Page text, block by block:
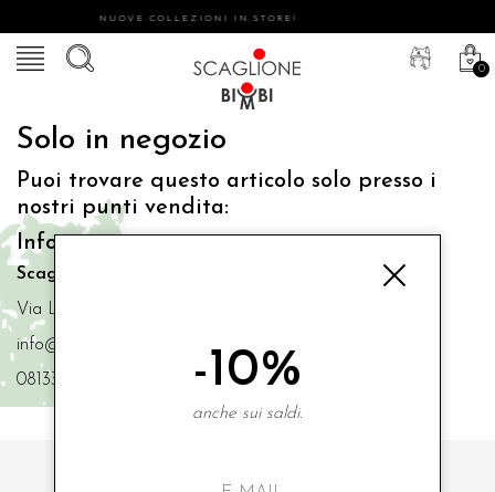
NUOVE COLLEZIONI IN STORE!
0
Solo in negozio
Puoi trovare questo articolo solo presso i
nostri punti vendita:
Info contatti
Scaglione Bimbi di Iacono Maria Angela
Via Luigi Mazzella,73 80077 Ischia
info@scaglionebimbi.com
0813331162
ISCRIVITI ALLA NOSTRA NEWSLETTER
-10%
anche sui saldi.